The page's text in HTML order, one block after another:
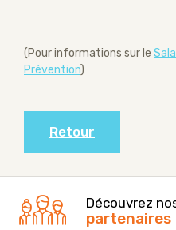
(Pour informations sur le
Prévention)
Retour
Découvrez
partenaires